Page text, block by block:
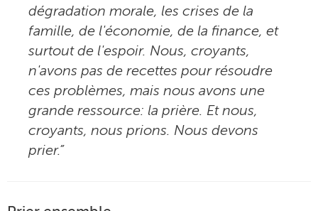
dégradation morale, les crises de la
famille, de l'économie, de la finance, et
surtout de l'espoir. Nous, croyants,
n'avons pas de recettes pour résoudre
ces problèmes, mais nous avons une
grande ressource: la prière. Et nous,
croyants, nous prions. Nous devons
prier.”